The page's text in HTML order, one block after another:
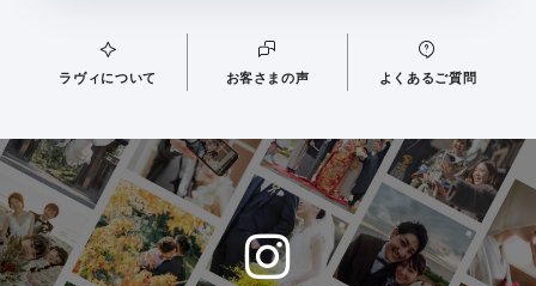
ラヴィについて お客さまの声 よくあるご質問